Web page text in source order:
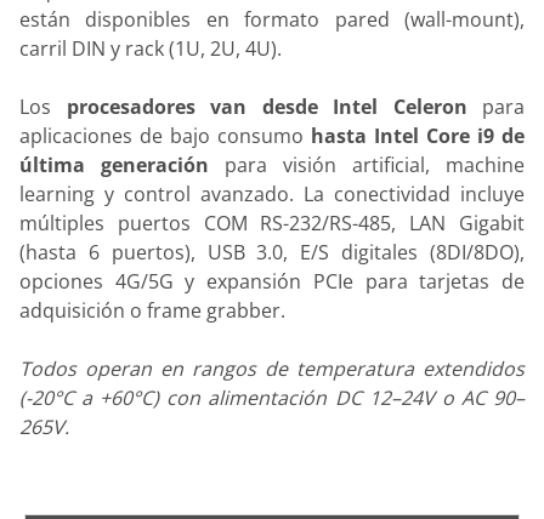
están disponibles en formato pared (wall-mount),
carril DIN y rack (1U, 2U, 4U).
Los procesadores van desde Intel Celeron para
aplicaciones de bajo consumo hasta Intel Core i9 de
última generación para visión artificial, machine
learning y control avanzado. La conectividad incluye
múltiples puertos COM RS-232/RS-485, LAN Gigabit
(hasta 6 puertos), USB 3.0, E/S digitales (8DI/8DO),
opciones 4G/5G y expansión PCIe para tarjetas de
adquisición o frame grabber.
Todos operan en rangos de temperatura extendidos
(-20°C a +60°C) con alimentación DC 12–24V o AC 90–
265V.